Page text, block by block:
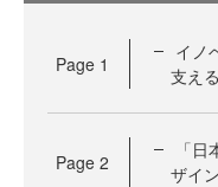
Page 1
イノ
支え
Page 2
「
ザイ